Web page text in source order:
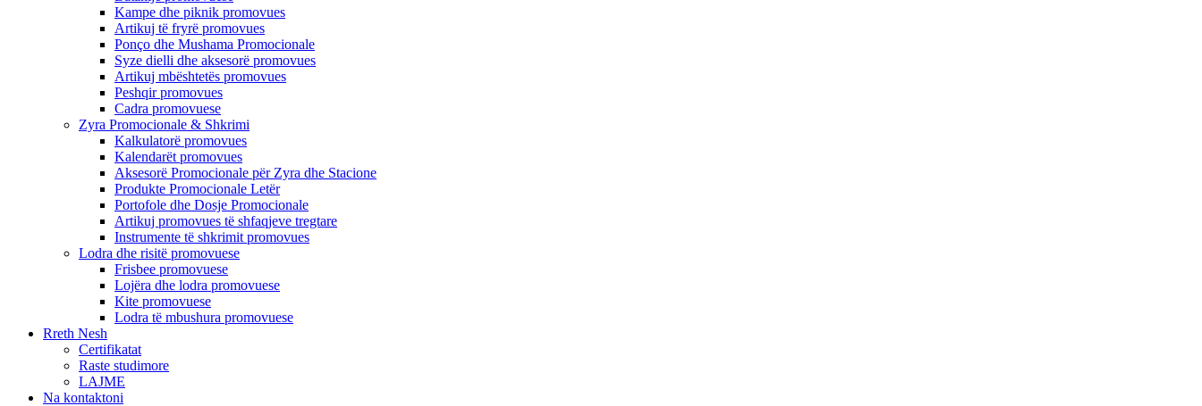
Kampe dhe piknik promovues
Artikuj të fryrë promovues
Ponço dhe Mushama Promocionale
Syze dielli dhe aksesorë promovues
Artikuj mbështetës promovues
Peshqir promovues
Cadra promovuese
Zyra Promocionale & Shkrimi
Kalkulatorë promovues
Kalendarët promovues
Aksesorë Promocionale për Zyra dhe Stacione
Produkte Promocionale Letër
Portofole dhe Dosje Promocionale
Artikuj promovues të shfaqjeve tregtare
Instrumente të shkrimit promovues
Lodra dhe risitë promovuese
Frisbee promovuese
Lojëra dhe lodra promovuese
Kite promovuese
Lodra të mbushura promovuese
Rreth Nesh
Certifikatat
Raste studimore
LAJME
Na kontaktoni